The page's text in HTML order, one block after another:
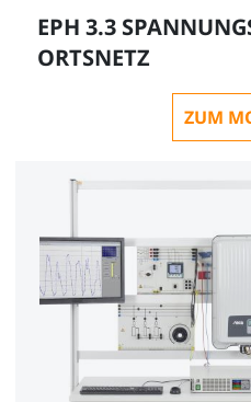
EPH 3.3
ORTSNETZ
ZUM